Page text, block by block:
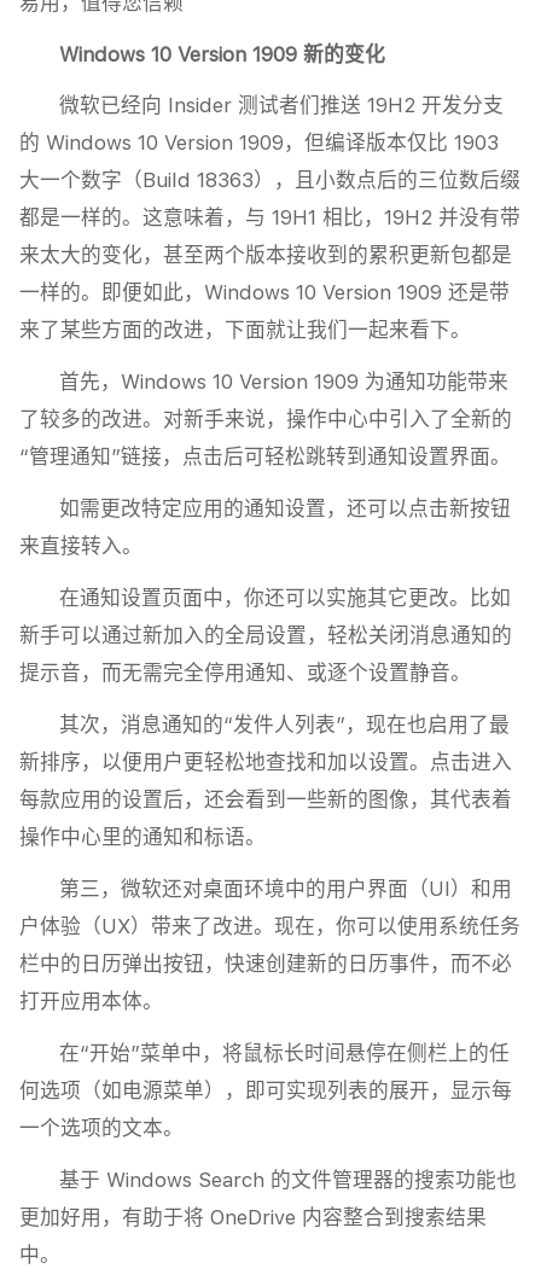
Windows 10 Version 1909 新的变化
微软已经向 Insider 测试者们推送 19H2 开发分支
的 Windows 10 Version 1909，但编译版本仅比 1903
大一个数字（Build 18363），且小数点后的三位数后缀
都是一样的。这意味着，与 19H1 相比，19H2 并没有带
来太大的变化，甚至两个版本接收到的累积更新包都是
一样的。即便如此，Windows 10 Version 1909 还是带
来了某些方面的改进，下面就让我们一起来看下。
首先，Windows 10 Version 1909 为通知功能带来
了较多的改进。对新手来说，操作中心中引入了全新的
“管理通知”链接，点击后可轻松跳转到通知设置界面。
如需更改特定应用的通知设置，还可以点击新按钮
来直接转入。
在通知设置页面中，你还可以实施其它更改。比如
新手可以通过新加入的全局设置，轻松关闭消息通知的
提示音，而无需完全停用通知、或逐个设置静音。
其次，消息通知的“发件人列表”，现在也启用了最
新排序，以便用户更轻松地查找和加以设置。点击进入
每款应用的设置后，还会看到一些新的图像，其代表着
操作中心里的通知和标语。
第三，微软还对桌面环境中的用户界面（UI）和用
户体验（UX）带来了改进。现在，你可以使用系统任务
栏中的日历弹出按钮，快速创建新的日历事件，而不必
打开应用本体。
在“开始”菜单中，将鼠标长时间悬停在侧栏上的任
何选项（如电源菜单），即可实现列表的展开，显示每
一个选项的文本。
基于 Windows Search 的文件管理器的搜索功能也
更加好用，有助于将 OneDrive 内容整合到搜索结果
中。